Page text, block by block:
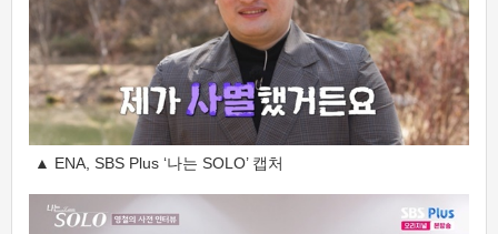
▲ ENA, SBS Plus ‘나는 SOLO’ 캡처